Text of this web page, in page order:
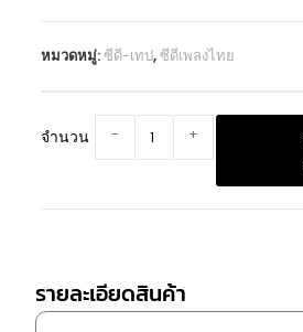
หมวดหมู่:ซีดี-เทป,ซีดีเพลงไทย
จำนวน - +
รายละเอียดสินค้า